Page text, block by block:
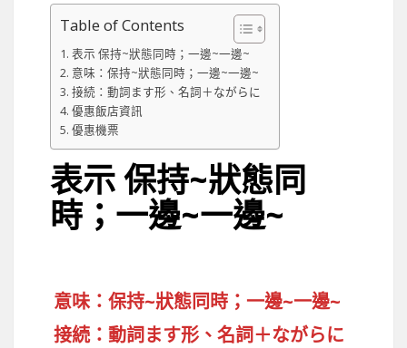
Table of Contents
表示 保持~狀態同時；一邊~一邊~
意味：保持~狀態同時；一邊~一邊~
接続：動詞ます形、名詞＋ながらに
優惠飯店資訊
優惠機票
表示保持~狀態同
時；一邊~一邊~
意味：保持~狀態同時；一邊~一邊~
接続：動詞ます形、名詞＋ながらに